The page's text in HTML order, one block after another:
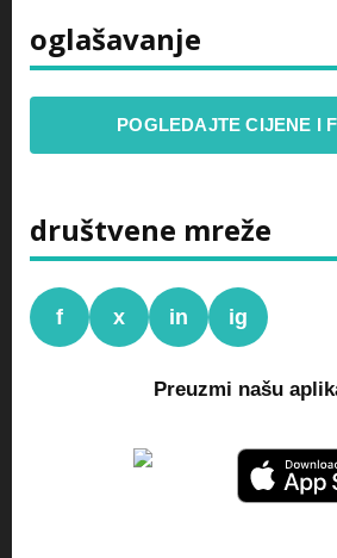
oglašavanje
POGLEDAJTE CIJENE I
društvene mreže
f x in ig
Preuzmi našu